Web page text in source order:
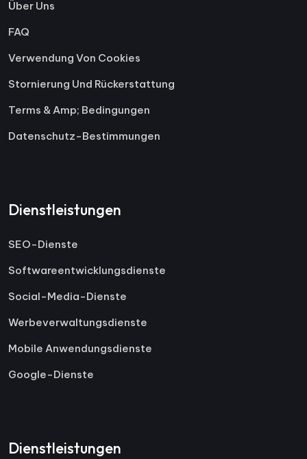
Über Uns
FAQ
Verwendung Von Cookies
Stornierung Und Rückerstattung
Terms & Amp; Bedingungen
Datenschutz-Bestimmungen
Dienstleistungen
SEO-Dienste
Softwareentwicklungsdienste
Social-Media-Dienste
Werbeverwaltungsdienste
Mobile Anwendungsdienste
Google-Dienste
Dienstleistungen